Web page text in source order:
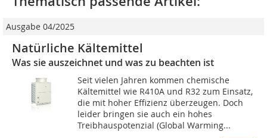
Ausgabe 04/2025
Natürliche Kältemittel
Was sie auszeichnet und was zu beachten ist
Seit vielen Jahren kommen chemische
Kältemittel wie R410A und R32 zum Einsatz,
die mit hoher Effizienz überzeugen. Doch
leider bringen sie auch ein hohes
Treibhauspotenzial (Global Warming...